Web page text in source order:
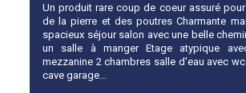
Un produit rare coup de coeur assuré
de la pierre et des poutres Charmante
spacieux séjour salon avec une belle
un salle à manger Etage atypique
mezzanine 2 chambres salle d'eau avec
cave garage...